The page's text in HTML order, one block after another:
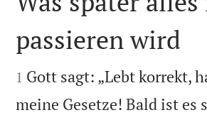

passieren wird

1 Gott sagt: „Lebt korrekt,
meine Gesetze! Bald ist es